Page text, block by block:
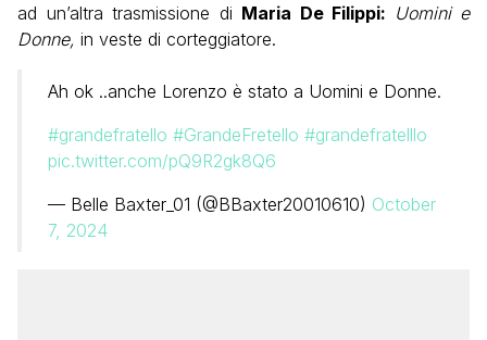
ad un’altra trasmissione di Maria De Filippi: Uomini e
Donne, in veste di corteggiatore.
Ah ok ..anche Lorenzo è stato a Uomini e Donne.
#grandefratello #GrandeFretello #grandefratelllo
pic.twitter.com/pQ9R2gk8Q6
— Belle Baxter_01 (@BBaxter20010610) October
7, 2024